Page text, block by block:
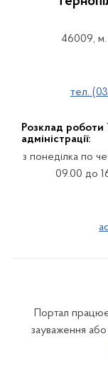
46009, м.
тел.
Розклад роботи
адміністрації:
з понеділка по
09.00 до
Портал
зауваження або